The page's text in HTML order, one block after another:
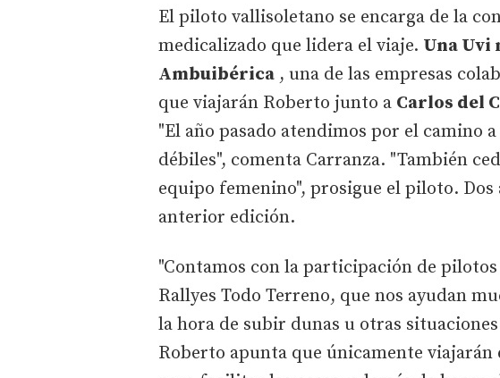
El piloto vallisoletano se encarga de la
medicalizado que lidera el viaje. Una Uvi
Ambuibérica , una de las empresas
que viajarán Roberto junto a Carlos del
"El año pasado atendimos por el camino
débiles", comenta Carranza. "También
equipo femenino", prosigue el piloto. Dos
anterior edición.
"Contamos con la participación de pilotos
Rallyes Todo Terreno, que nos ayudan
la hora de subir dunas u otras
Roberto apunta que únicamente viajarán